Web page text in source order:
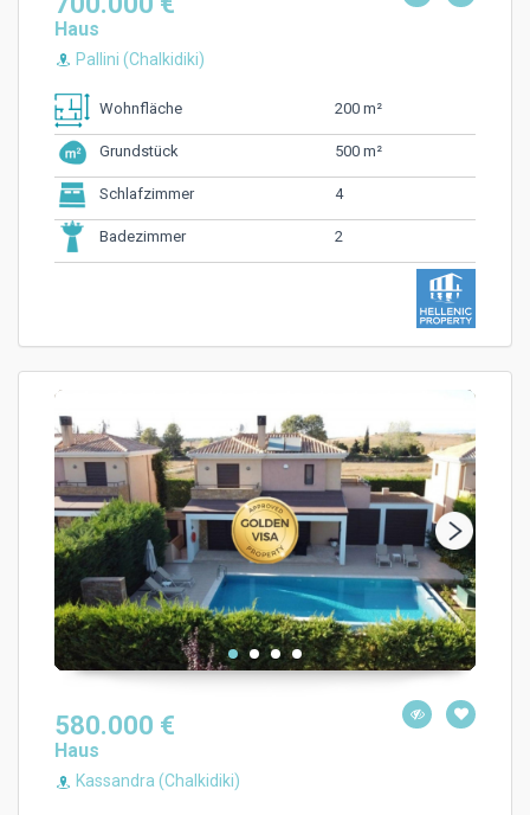
Haus
Pallini (Chalkidiki)
Wohnfläche 200 m²
Grundstück 500 m²
Schlafzimmer 4
Badezimmer 2
580.000 €
Haus
Kassandra (Chalkidiki)